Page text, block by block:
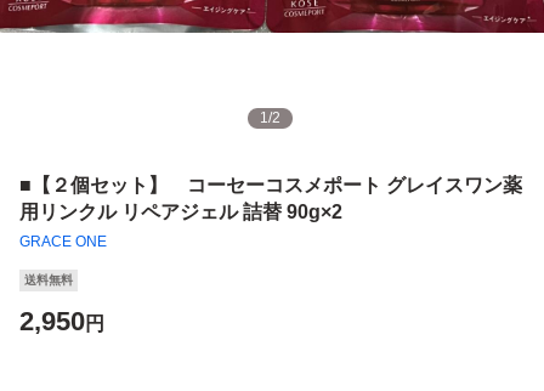
1/2
■【２個セット】 コーセーコスメポート グレイスワン薬
用リンクル リペアジェル 詰替 90g×2
GRACE ONE
送料無料
2,950円